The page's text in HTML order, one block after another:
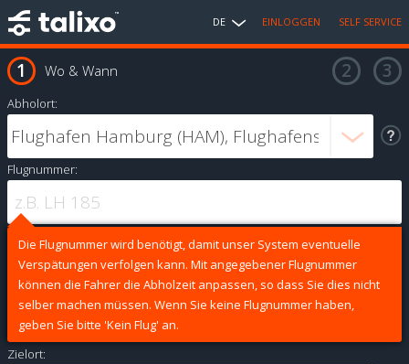
DE EINLOGGEN SELF SERVICE
Wo & Wann
Abholort:
Flugnummer:
Die Flugnummer wird benötigt, damit unser System eventuelle
Verspätungen verfolgen kann. Mit angegebener Flugnummer
können die Fahrer die Abholzeit anpassen, so dass Sie dies nicht
selber machen müssen. Wenn Sie keine Flugnummer haben,
geben Sie bitte 'Kein Flug' an.
Zielort: